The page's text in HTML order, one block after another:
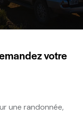
votre
une randonnée,